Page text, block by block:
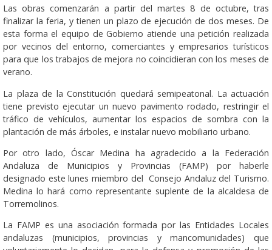
Las obras comenzarán a partir del martes 8 de octubre, tras
finalizar la feria, y tienen un plazo de ejecución de dos meses. De
esta forma el equipo de Gobierno atiende una petición realizada
por vecinos del entorno, comerciantes y empresarios turísticos
para que los trabajos de mejora no coincidieran con los meses de
verano.
La plaza de la Constitución quedará semipeatonal. La actuación
tiene previsto ejecutar un nuevo pavimento rodado, restringir el
tráfico de vehículos, aumentar los espacios de sombra con la
plantación de más árboles, e instalar nuevo mobiliario urbano.
Por otro lado, Óscar Medina ha agradecido a la Federación
Andaluza de Municipios y Provincias (FAMP) por haberle
designado este lunes miembro del Consejo Andaluz del Turismo.
Medina lo hará como representante suplente de la alcaldesa de
Torremolinos.
La FAMP es una asociación formada por las Entidades Locales
andaluzas (municipios, provincias y mancomunidades) que